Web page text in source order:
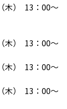
（木） 13：00～
） 13：00～
（木） 13：00～
（木） 13：00～